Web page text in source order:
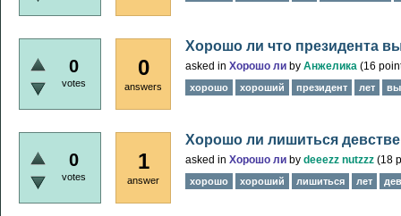
0
votes
0
answers
Хорошо ли что президента
asked in Хорошо ли by Анжелика (16
хорошо хороший президент лет
0
votes
1
answer
Хорошо ли лишиться
asked in Хорошо ли by deeezz nutzzz (18
хорошо хороший лишиться лет